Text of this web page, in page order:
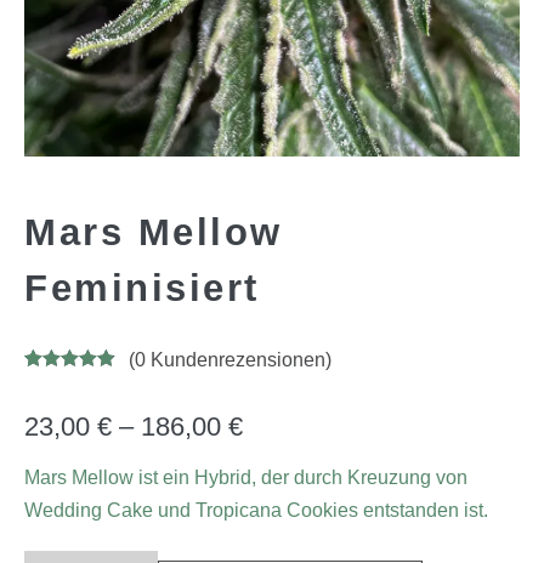
Mars Mellow
Feminisiert
basierend
auf
rtungen
(0Kundenrezensionen)
23,00 € – 186,00 €
Mars Mellow ist ein Hybrid, der durch Kreuzung von
Wedding Cake und Tropicana Cookies entstanden ist.